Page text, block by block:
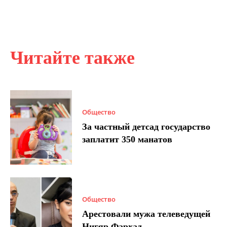
Читайте также
Общество
За частный детсад государство
заплатит 350 манатов
Общество
Арестовали мужа телеведущей